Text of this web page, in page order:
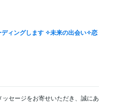
ィングします ✧未来の出会い✧恋
セージをお寄せいただき、誠にあ